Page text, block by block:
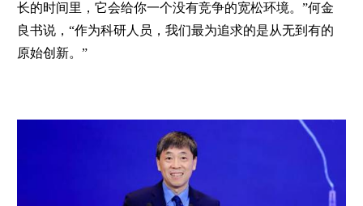
长的时间里，它会给你一个没有竞争的宽松环境。”何金
良书说，“作为科研人员，我们最为追求的是从无到有的
原始创新。”